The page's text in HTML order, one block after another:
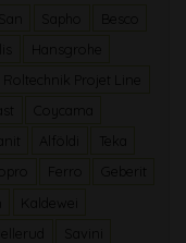
Besco
Hansgrohe
Roltechnik Projet Line
Alföldi
Teka
Ferro
Geberit
Kaldewei
Mellerud